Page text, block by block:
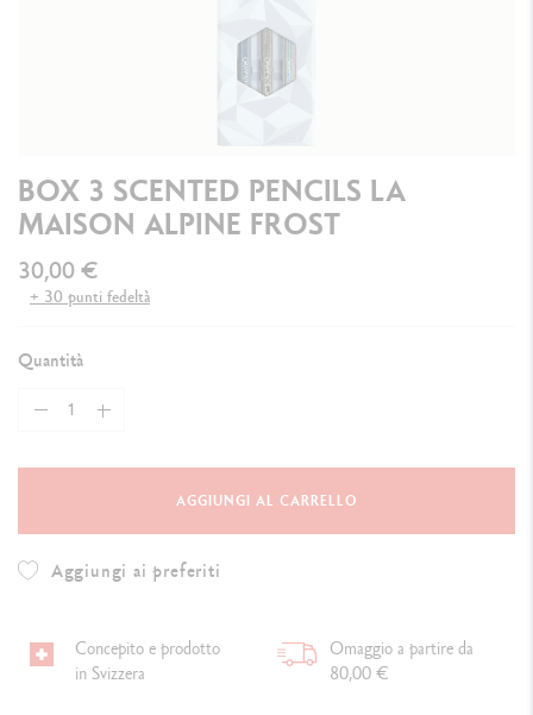
BOX 3 SCENTED PENCILS LA
MAISON ALPINE FROST
30,00 €
+ 30 punti fedeltà
Quantità
AGGIUNGI AL CARRELLO
Aggiungi ai preferiti
Concepito e prodotto
in Svizzera
Omaggio a partire da
80,00 €